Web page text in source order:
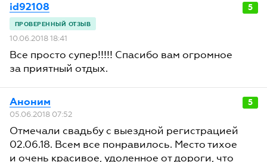
5
id92108
10.06.2018 18:41
Все просто супер!!!!! Спасибо вам огромное
за приятный отдых.
5
Аноним
05.06.2018 07:52
Отмечали свадьбу с выездной регистрацией
02.06.18. Всем все понравилось. Место тихое
и очень красивое, удоленное от дороги, что